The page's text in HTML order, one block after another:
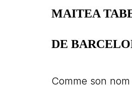
MAITEA
DE
Comme son